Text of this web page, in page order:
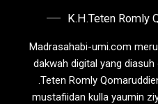
K.H.Teten Romly
Madrasahabi-umi.com
dakwah digital yang
.Teten Romly
mustafiidan kulla yaumin